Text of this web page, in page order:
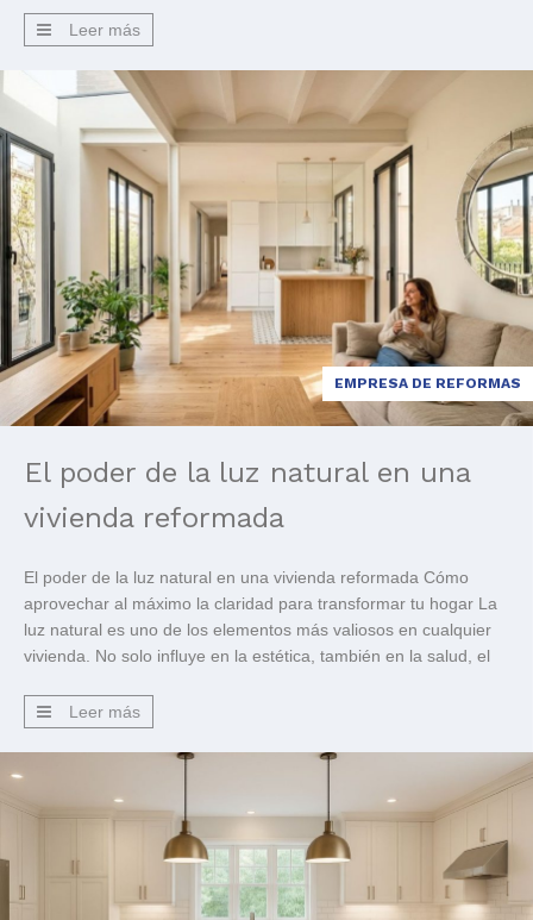
exteriores y, posteriormente, instalar una valla de […]
Leer más
EMPRESA DE REFORMAS
El poder de la luz natural en una
vivienda reformada
El poder de la luz natural en una vivienda reformada Cómo
aprovechar al máximo la claridad para transformar tu hogar La
luz natural es uno de los elementos más valiosos en cualquier
vivienda. No solo influye en la estética, también en la salud, el
percibe más […]
Leer más